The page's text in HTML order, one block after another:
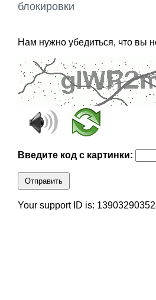
блокировки
Нам нужно убедиться, что вы
Введите код с картинки:
Отправить
Your support ID is: